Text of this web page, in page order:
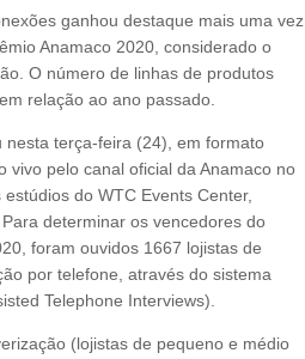
ganhou destaque mais uma vez
Anamaco 2020, considerado o
O número de linhas de produtos
relação ao ano passado.
nesta terça-feira (24), em formato
vivo pelo canal oficial da Anamaco no
do WTC Events Center,
determinar os vencedores do
foram ouvidos 1667 lojistas de
por telefone, através do sistema
Telephone Interviews).
(lojistas de pequeno e médio